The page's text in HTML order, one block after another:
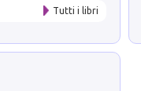
Tutti i libri